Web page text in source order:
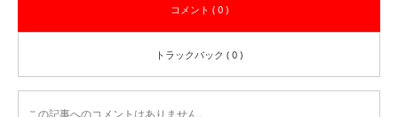
コメント ( 0 )
トラックバック ( 0 )